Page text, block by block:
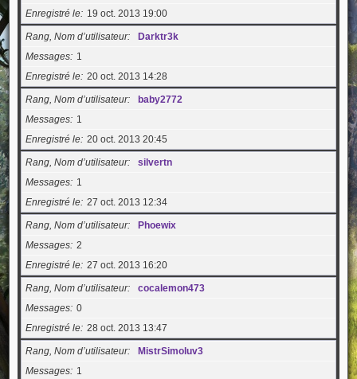
Enregistré le
19 oct. 2013 19:00
Rang, Nom d’utilisateur
Darktr3k
Messages
1
Enregistré le 20 oct. 2013 14:28
Rang, Nom d’utilisateur
baby2772
Messages
1
Enregistré le 20 oct. 2013 20:45
Rang, Nom d’utilisateur
silvertn
Messages
1
Enregistré le 27 oct. 2013 12:34
Rang, Nom d’utilisateur
Phoewix
Messages 2
Enregistré le 27 oct. 2013 16:20
Rang, Nom d’utilisateur
cocalemon473
Messages 0
Enregistré le 28 oct. 2013 13:47
Rang, Nom d’utilisateur
MistrSimoluv3
Messages
1